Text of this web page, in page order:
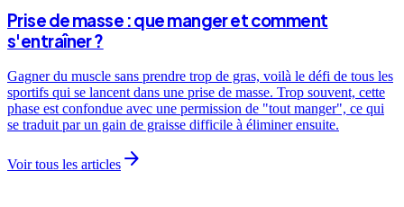
Prise de masse : que manger et comment
s'entraîner ?
Gagner du muscle sans prendre trop de gras, voilà le défi de tous les
sportifs qui se lancent dans une prise de masse. Trop souvent, cette
phase est confondue avec une permission de "tout manger", ce qui
se traduit par un gain de graisse difficile à éliminer ensuite.
Voir tous les articles arrow_forward